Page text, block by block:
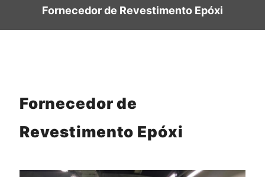
Fornecedor de Revestimento Epóxi
Fornecedor de
Revestimento Epóxi